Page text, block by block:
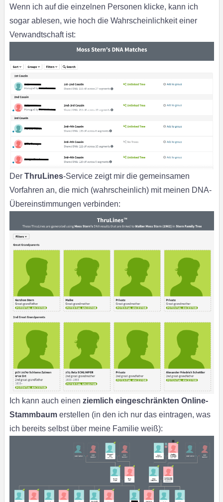
Wenn ich auf die einzelnen Personen klicke, kann ich
sogar ablesen, wie hoch die Wahrscheinlichkeit einer
Verwandtschaft ist:
Der ThruLines-Service zeigt mir die gemeinsamen
Vorfahren an, die mich (wahrscheinlich) mit meinen DNA-
Übereinstimmungen verbinden:
Ich kann auch einen ziemlich eingeschränkten Online-
Stammbaumerstellen (in den ich nur das eintragen, was
ich bereits selbst über meine Familie weiß):